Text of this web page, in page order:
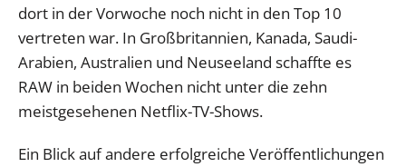
dort in der Vorwoche noch nicht in den Top 10
vertreten war. In Großbritannien, Kanada, Saudi-
Arabien, Australien und Neuseeland schaffte es
RAW in beiden Wochen nicht unter die zehn
meistgesehenen Netflix-TV-Shows.
Ein Blick auf andere erfolgreiche Veröffentlichungen